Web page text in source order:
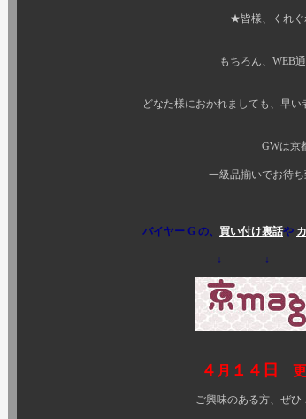
★皆様、くれぐれもお
もちろん、WEB通販は致し
どなた様におかれましても、早い者勝ち
GWは京都カプリ
一級品揃いでお待ち致してお
バイヤー G の、 買い付け裏話や
↓ ↓
４ 月 １４日 更
ご興味のある方、ぜひ ご覧にな